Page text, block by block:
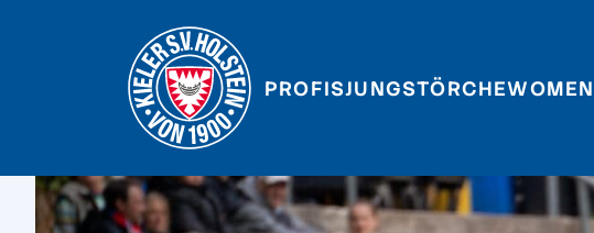
PROFISJUNGSTÖRCHEWOMEN